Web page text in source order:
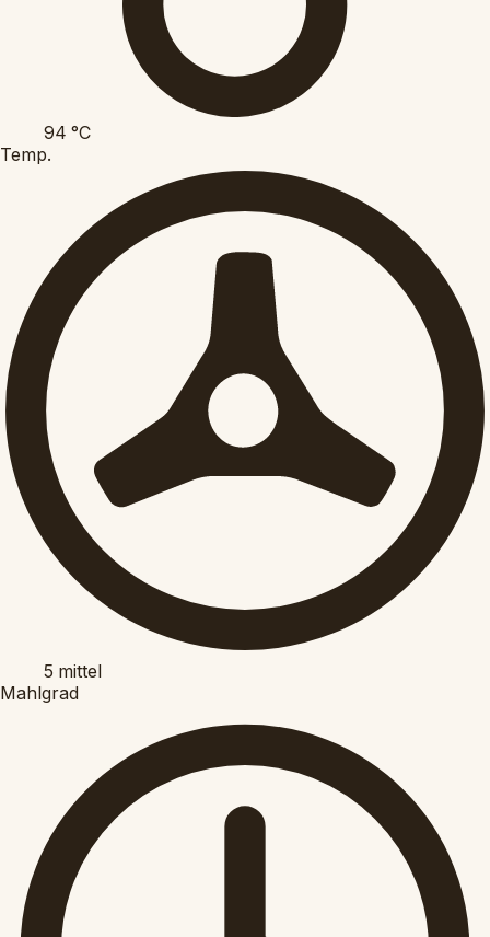
94°C
Temp.
5 mittel
Mahlgrad